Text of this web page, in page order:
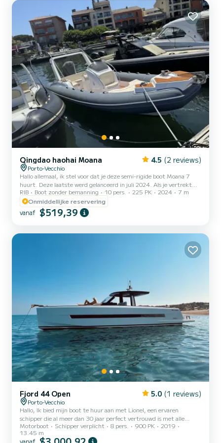
vrienden, voor een verjaardag, een ontspannende dag of een
uitzonderlijke ontsnapping in de Middellandse Zee. Waarom voor...
Qingdao haohai Moana 4.5 (2 reviews)
Porto-Vecchio
Hallo allemaal, ik stel voor dat je deze semi-rigide boot Moana 7
huurt. Deze laatste werd gelanceerd in juli 2024. Als je vertrekt
vanuit Porto-Vecchio, kun je aan boord van een prachtige boot in de
prachtige Corsicaanse wateren varen. Een boot die zowel veilig als
comfortabel is, ideaal om te genieten van de Corsicaanse kust. Met
een capaciteit van 10 personen aan boord is deze boot perfect voor
middenconsole, een GPS, een bimini-top...
RIB Boot zonder bemanning 10 pers. 225 PK 2024
7 m
Onmiddellijke reservering
vanaf $519,39
Fjord 44 Open 5.0 (1 reviews)
Porto-Vecchio
Hallo, Ik bied mijn boot te huur aan met Lionel, een ervaren
schipper die al meer dan 30 jaar perfect vertrouwd is met alle
hoekjes van Corsica (350€/dag directe betaling in de haven). De
boot is zeer goed gemotoriseerd (2x450PK) en stelt u in staat om
Motorboot Schipper verplicht 8 pers. 900 PK
2019
13.45 m